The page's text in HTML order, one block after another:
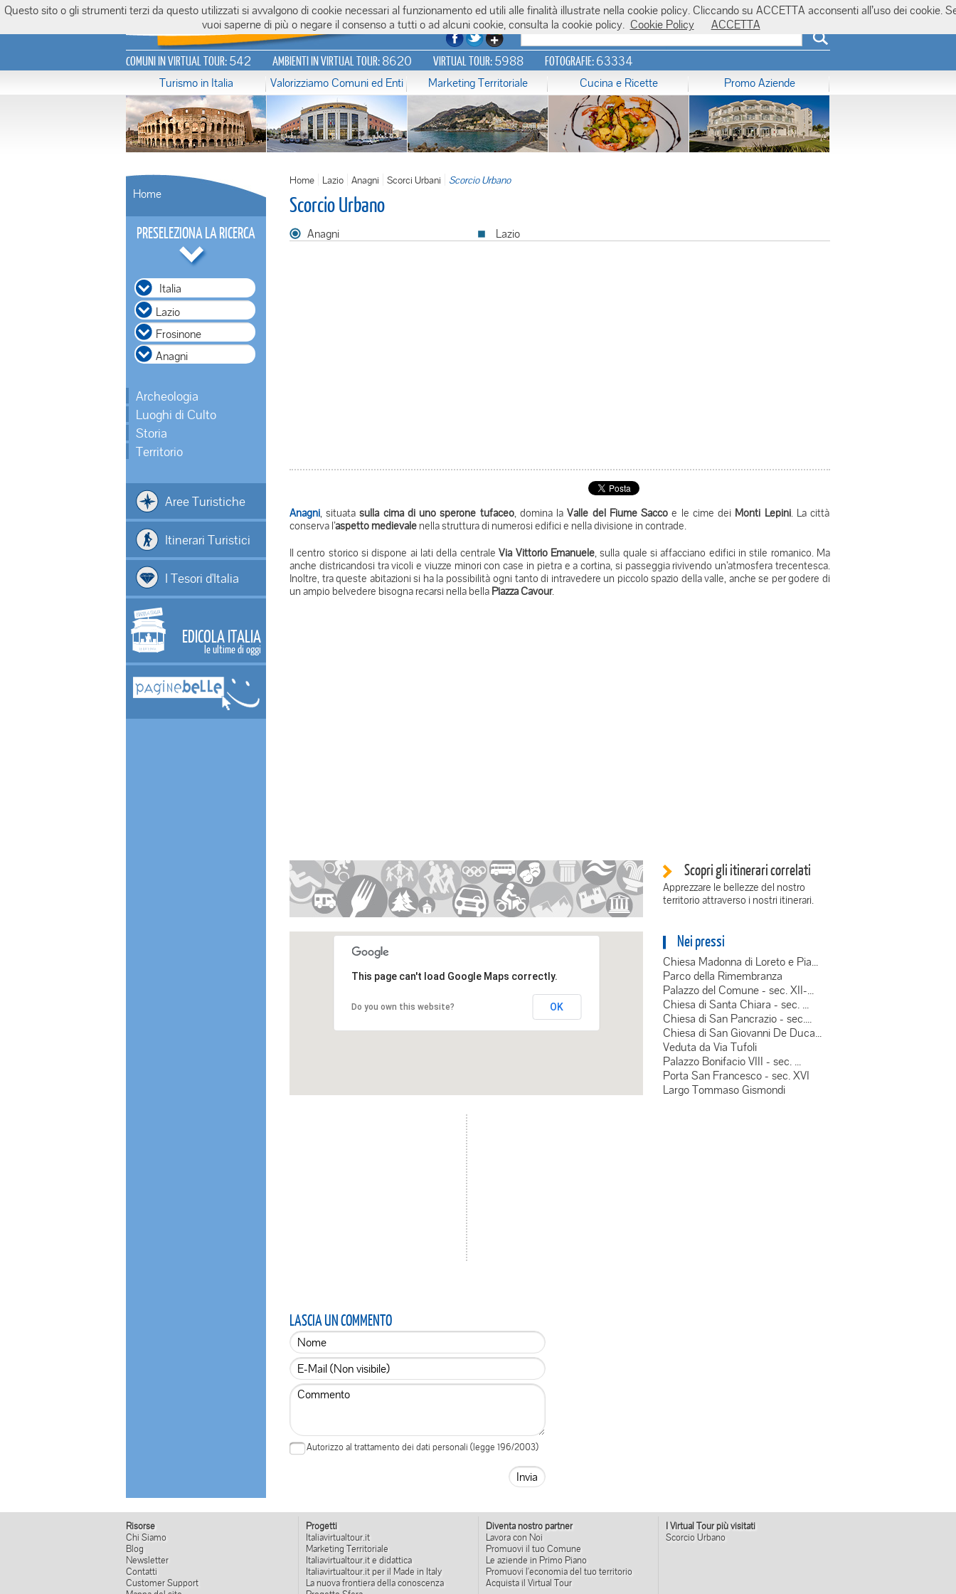
Italiavirtualtour.it
COMUNI IN VIRTUAL TOUR:542 AMBIENTI IN VIRTUAL TOUR:8620 VIRTUAL TOUR:5988 FOTOGRAFIE:63334
Turismo in Italia Valorizziamo Comuni ed Enti Marketing Territoriale Cucina e Ricette Promo Aziende
Home
PRESELEZIONA LA RICERCA
Italia
Archeologia
Luoghi di Culto
Storia
Territorio
Aree Turistiche
Itinerari Turistici
I Tesori d'Italia
EDICOLA ITALIA
le ultime di oggi
Home Lazio Anagni Scorci Urbani Scorcio Urbano
Scorcio Urbano
Anagni Lazio
Anagni , situatasulla cima di uno sperone tufaceo, domina laValle del Fiume Sacco e le cime dei Monti Lepini. La città
conserva l’aspetto medievale nella struttura di numerosi edifici e nella divisione in contrade.
Il centro storico si dispone ai lati della centraleVia Vittorio Emanuele, sulla quale si affacciano edifici in stile romanico. Ma
anche districandosi tra vicoli e viuzze minori con case in pietra e a cortina, si passeggia rivivendo un’atmosfera trecentesca.
Inoltre, tra queste abitazioni si ha la possibilità ogni tanto di intravedere un piccolo spazio della valle, anche se per godere di
un ampio belvedere bisogna recarsi nella bella Piazza Cavour.
Scopri gli itinerari correlati
Apprezzare le bellezze del nostro
territorio attraverso i nostri itinerari.
This page can't load Google Maps correctly.
Do you own this website? OK
Nei pressi
Chiesa Madonna di Loreto e Pia...
Parco della Rimembranza
Palazzo del Comune - sec. XII-...
Chiesa di Santa Chiara - sec. ...
Chiesa di San Pancrazio - sec....
Chiesa di San Giovanni De Duca...
Veduta da Via Tufoli
Palazzo Bonifacio VIII - sec. ...
Porta San Francesco - sec. XVI
Largo Tommaso Gismondi
LASCIA UN COMMENTO
Autorizzo al trattamento dei dati personali (legge 196/2003)
Risorse
Chi Siamo
Blog
Newsletter
Contatti
Customer Support
Progetti
Italiavirtualtour.it
Marketing Territoriale
Italiavirtualtour.it e didattica
Italiavirtualtour.it per il Made in Italy
La nuova frontiera della conoscenza
Diventa nostro partner
Lavora con Noi
Promuovi il tuo Comune
Le aziende in Primo Piano
Promuovi l'economia del tuo territorio
Acquista il Virtual Tour
I Virtual Tour più visitati
Scorcio Urbano
Questo sito o gli strumenti terzi da questo utilizzati si avvalgono di cookie necessari al funzionamento ed utili alle finalità illustrate nella cookie policy. Cliccando su ACCETTA acconsenti all’uso dei cookie.
vuoi saperne di più o negare il consenso a tutti o ad alcuni cookie, consulta la cookie policy. Cookie Policy ACCETTA